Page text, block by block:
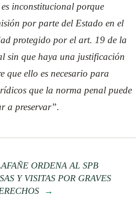
inconstitucional porque
por parte del Estado en el
protegido por el art. 19 de la
sin que haya una justificación
que ello es necesario para
que la norma penal puede
a preservar”.
ORDENA AL SPB
Y VISITAS POR GRAVES
→